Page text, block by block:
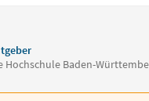
Hochschule Baden-